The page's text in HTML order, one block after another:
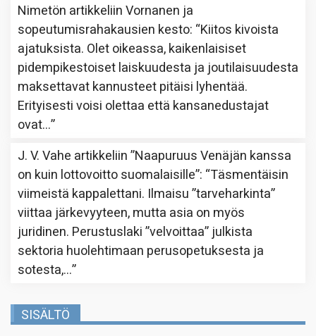
Nimetön artikkeliinVornanen ja
sopeutumisrahakausien kesto: “Kiitos kivoista
ajatuksista. Olet oikeassa, kaikenlaisiset
pidempikestoiset laiskuudesta ja joutilaisuudesta
maksettavat kannusteet pitäisi lyhentää.
Erityisesti voisi olettaa että kansanedustajat
ovat…”
J. V. Vahe artikkeliin”Naapuruus Venäjän kanssa
on kuin lottovoitto suomalaisille”: “Täsmentäisin
viimeistä kappalettani. Ilmaisu ”tarveharkinta”
viittaa järkevyyteen, mutta asia on myös
juridinen. Perustuslaki ”velvoittaa” julkista
sektoria huolehtimaan perusopetuksesta ja
sotesta,…”
SISÄLTÖ